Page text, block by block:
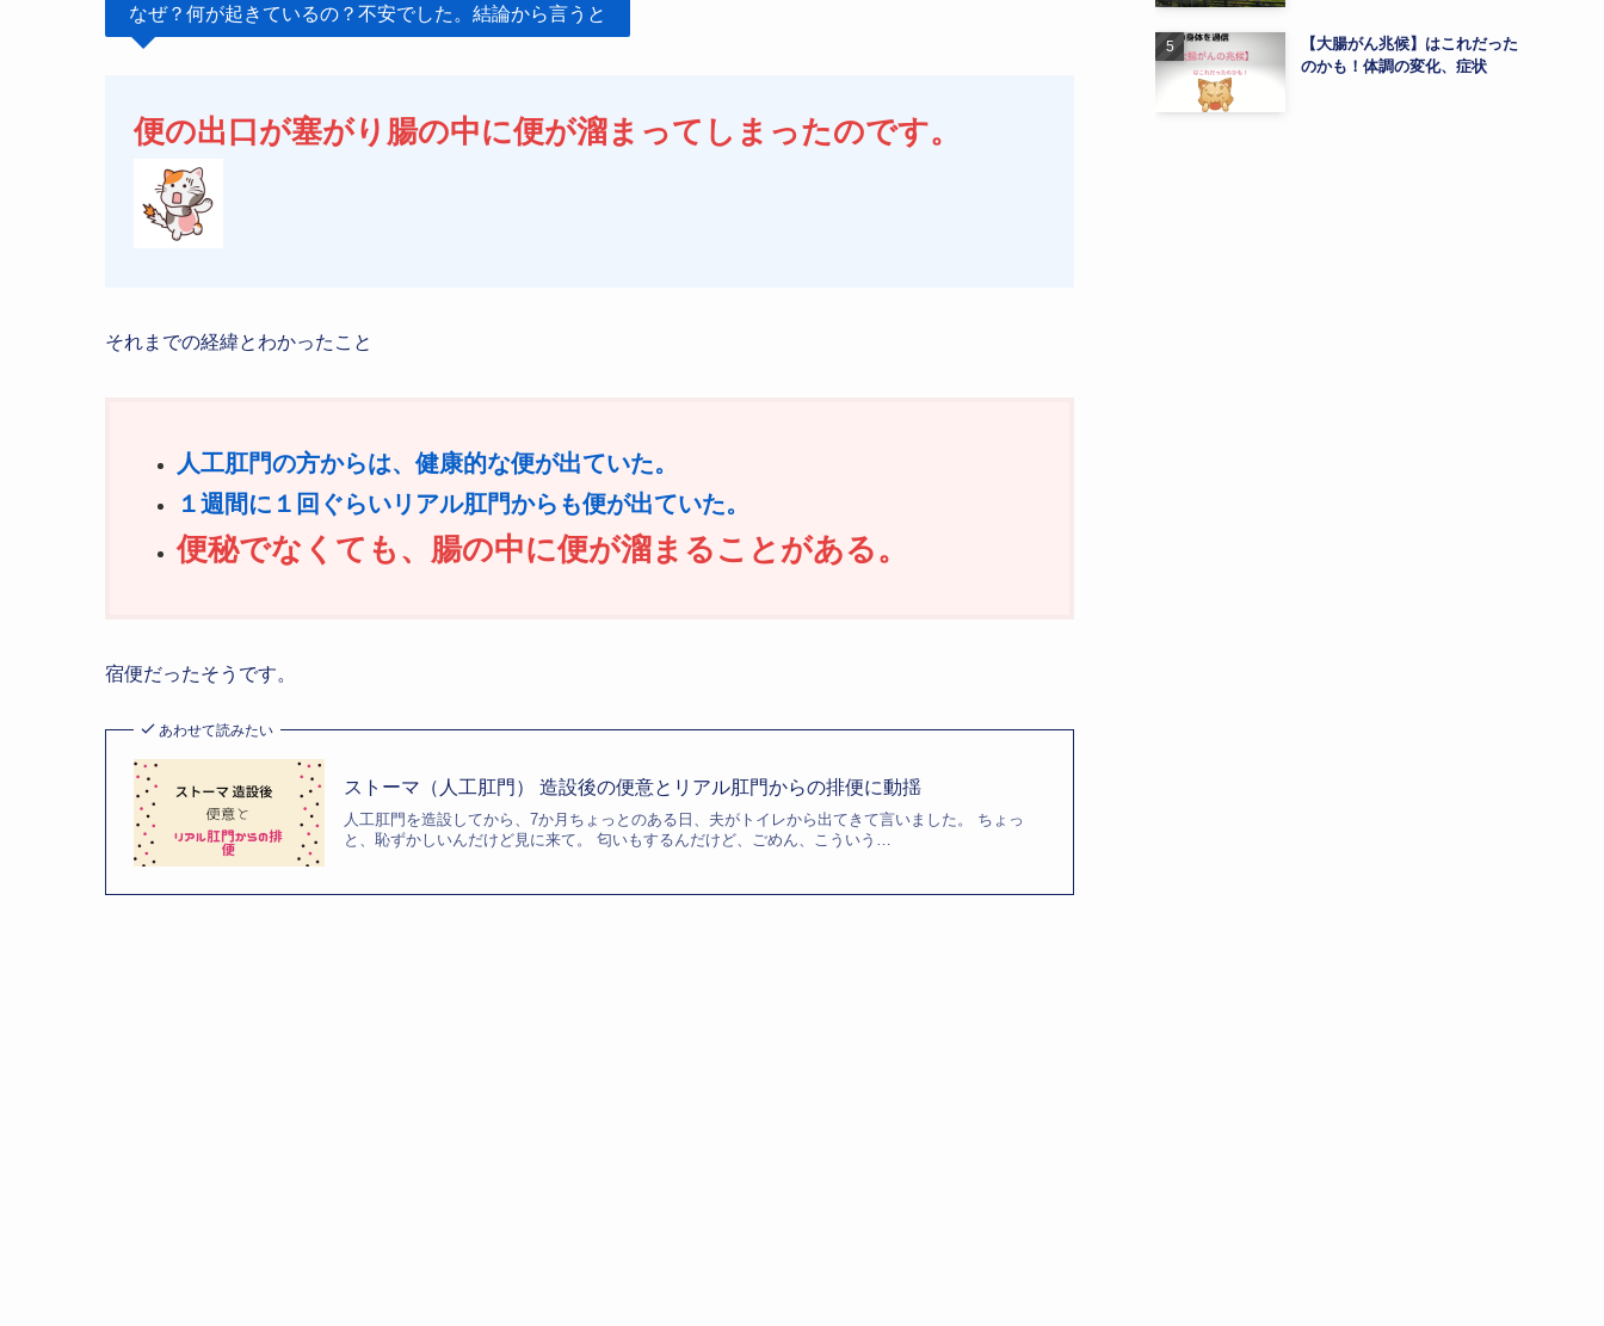
なぜ？何が起きているの？不安でした。結論から言うと
便の出口が塞がり腸の中に便が溜まってしまったのです。
それまでの経緯とわかったこと
人工肛門の方からは、健康的な便が出ていた。
１週間に１回ぐらいリアル肛門からも便が出ていた。
便秘でなくても、腸の中に便が溜まることがある。
宿便だったそうです。
あわせて読みたい
ストーマ（人工肛門） 造設後の便意とリアル肛門からの排便に動揺
人工肛門を造設してから、7か月ちょっとのある日、夫がトイレから出てきて言いました。 ちょっ
と、恥ずかしいんだけど見に来て。 匂いもするんだけど、ごめん、こういう…
【大腸がん兆候】はこれだった
のかも！体調の変化、症状